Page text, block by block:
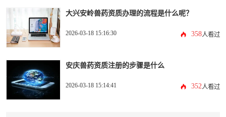
大兴安岭兽药资质办理的流程是什么呢？
2026-03-18 15:16:30 358人看过
安庆兽药资质注册的步骤是什么
2026-03-18 15:14:41 352人看过